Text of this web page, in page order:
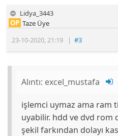
Lidya_3443
23-10-2020,21:19 |#3
OP Taze Üye
Alıntı: excel_mustafa
işlemci uymaz ama ram
uyabilir. hdd ve dvd rom
şekil farkından dolayı